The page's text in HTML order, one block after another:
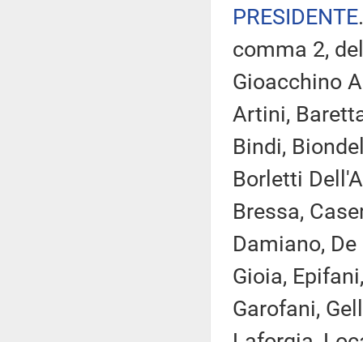
PRESIDENTE
comma 2,
Gioacchino
Artini,
Bindi,
Borletti
Bressa,
Damiano,
Gioia,
Garofani,